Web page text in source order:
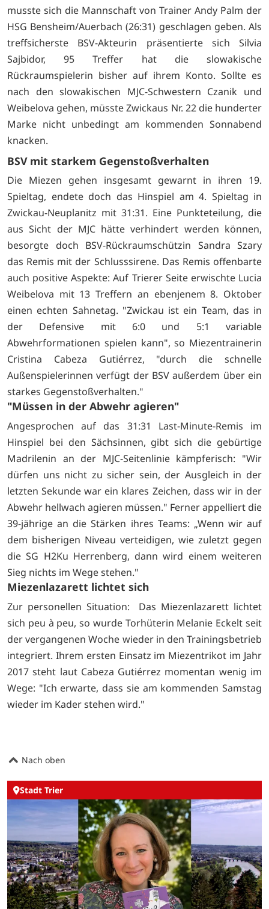
musste sich die Mannschaft von Trainer Andy Palm der
HSG Bensheim/Auerbach (26:31) geschlagen geben. Als
treffsicherste BSV-Akteurin präsentierte sich Silvia
Sajbidor, 95 Treffer hat die slowakische
Rückraumspielerin bisher auf ihrem Konto. Sollte es
nach den slowakischen MJC-Schwestern Czanik und
Weibelova gehen, müsste Zwickaus Nr. 22 die hunderter
Marke nicht unbedingt am kommenden Sonnabend
knacken.
BSV mit starkem Gegenstoßverhalten
Die Miezen gehen insgesamt gewarnt in ihren 19.
Spieltag, endete doch das Hinspiel am 4. Spieltag in
Zwickau-Neuplanitz mit 31:31. Eine Punkteteilung, die
aus Sicht der MJC hätte verhindert werden können,
besorgte doch BSV-Rückraumschützin Sandra Szary
das Remis mit der Schlusssirene. Das Remis offenbarte
auch positive Aspekte: Auf Trierer Seite erwischte Lucia
Weibelova mit 13 Treffern an ebenjenem 8. Oktober
einen echten Sahnetag. "Zwickau ist ein Team, das in
der Defensive mit 6:0 und 5:1 variable
Abwehrformationen spielen kann", so Miezentrainerin
Cristina Cabeza Gutiérrez, "durch die schnelle
Außenspielerinnen verfügt der BSV außerdem über ein
starkes Gegenstoßverhalten."
"Müssen in der Abwehr agieren"
Angesprochen auf das 31:31 Last-Minute-Remis im
Hinspiel bei den Sächsinnen, gibt sich die gebürtige
Madrilenin an der MJC-Seitenlinie kämpferisch: "Wir
dürfen uns nicht zu sicher sein, der Ausgleich in der
letzten Sekunde war ein klares Zeichen, dass wir in der
Abwehr hellwach agieren müssen." Ferner appelliert die
39-jährige an die Stärken ihres Teams: „Wenn wir auf
dem bisherigen Niveau verteidigen, wie zuletzt gegen
die SG H2Ku Herrenberg, dann wird einem weiteren
Sieg nichts im Wege stehen."
Miezenlazarett lichtet sich
Zur personellen Situation: Das Miezenlazarett lichtet
sich peu à peu, so wurde Torhüterin Melanie Eckelt seit
der vergangenen Woche wieder in den Trainingsbetrieb
integriert. Ihrem ersten Einsatz im Miezentrikot im Jahr
2017 steht laut Cabeza Gutiérrez momentan wenig im
Wege: "Ich erwarte, dass sie am kommenden Samstag
wieder im Kader stehen wird."
Nach oben
Stadt Trier